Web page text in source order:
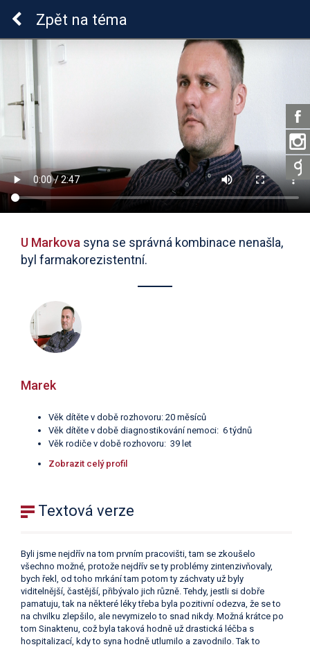
Epilepsie u dětí
Zpět na téma
U Markova syna se správná kombinace nenašla,
byl farmakorezistentní.
Marek
Věk dítěte v době rozhovoru: 20 měsíců
Věk dítěte v době diagnostikování nemoci: 6 týdnů
Věk rodiče v době rozhovoru: 39 let
Zobrazit celý profil
Textová verze
Byli jsme nejdřív na tom prvním pracovišti, tam se zkoušelo
všechno možné, protože nejdřív se ty problémy zintenzivňovaly,
bych řekl, od toho mrkání tam potom ty záchvaty už byly
viditelnější, častější, přibývalo jich různě. Tehdy, jestli si dobře
pamatuju, tak na některé léky třeba byla pozitivní odezva, že se to
na chvilku zlepšilo, ale nevymizelo to snad nikdy. Možná krátce po
tom Sinaktenu, což byla taková hodně už drastická léčba s
hospitalizací, kdy to syna hodně utlumilo a zavodnilo. Tak to